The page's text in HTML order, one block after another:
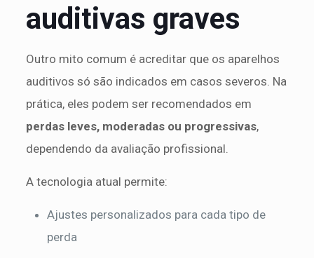
auditivas graves
Outro mito comum é acreditar que os aparelhos
auditivos só são indicados em casos severos. Na
prática, eles podem ser recomendados em
perdas leves, moderadas ou progressivas,
dependendo da avaliação profissional.
A tecnologia atual permite:
Ajustes personalizados para cada tipo de
perda